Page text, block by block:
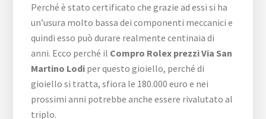
Perché è stato certificato che grazie ad essi si ha
un’usura molto bassa dei componenti meccanici e
quindi esso può durare realmente centinaia di
anni. Ecco perché il Compro Rolex prezzi Via San
Martino Lodi per questo gioiello, perché di
gioiello si tratta, sfiora le 180.000 euro e nei
prossimi anni potrebbe anche essere rivalutato al
triplo.